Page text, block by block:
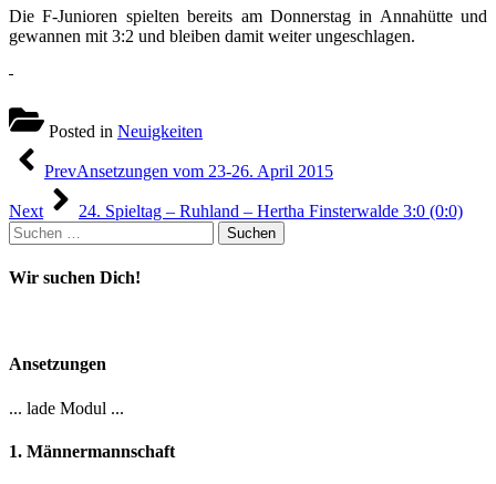
Die F-Junioren spielten bereits am Donnerstag in Annahütte und
gewannen mit 3:2 und bleiben damit weiter ungeschlagen.
Posted in Neuigkeiten
Beitragsnavigation
PrevAnsetzungen vom 23-26. April 2015
Next
24. Spieltag – Ruhland – Hertha Finsterwalde 3:0 (0:0)
Suchen
nach:
Wir suchen Dich!
Ansetzungen
... lade Modul ...
1. Männermannschaft